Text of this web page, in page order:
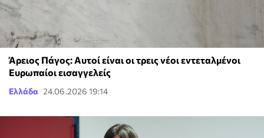
Άρειος Πάγος: Αυτοί είναι οι τρεις νέοι εντεταλμένοι
Ευρωπαίοι εισαγγελείς
Ελλάδα 24.06.2026 19:14